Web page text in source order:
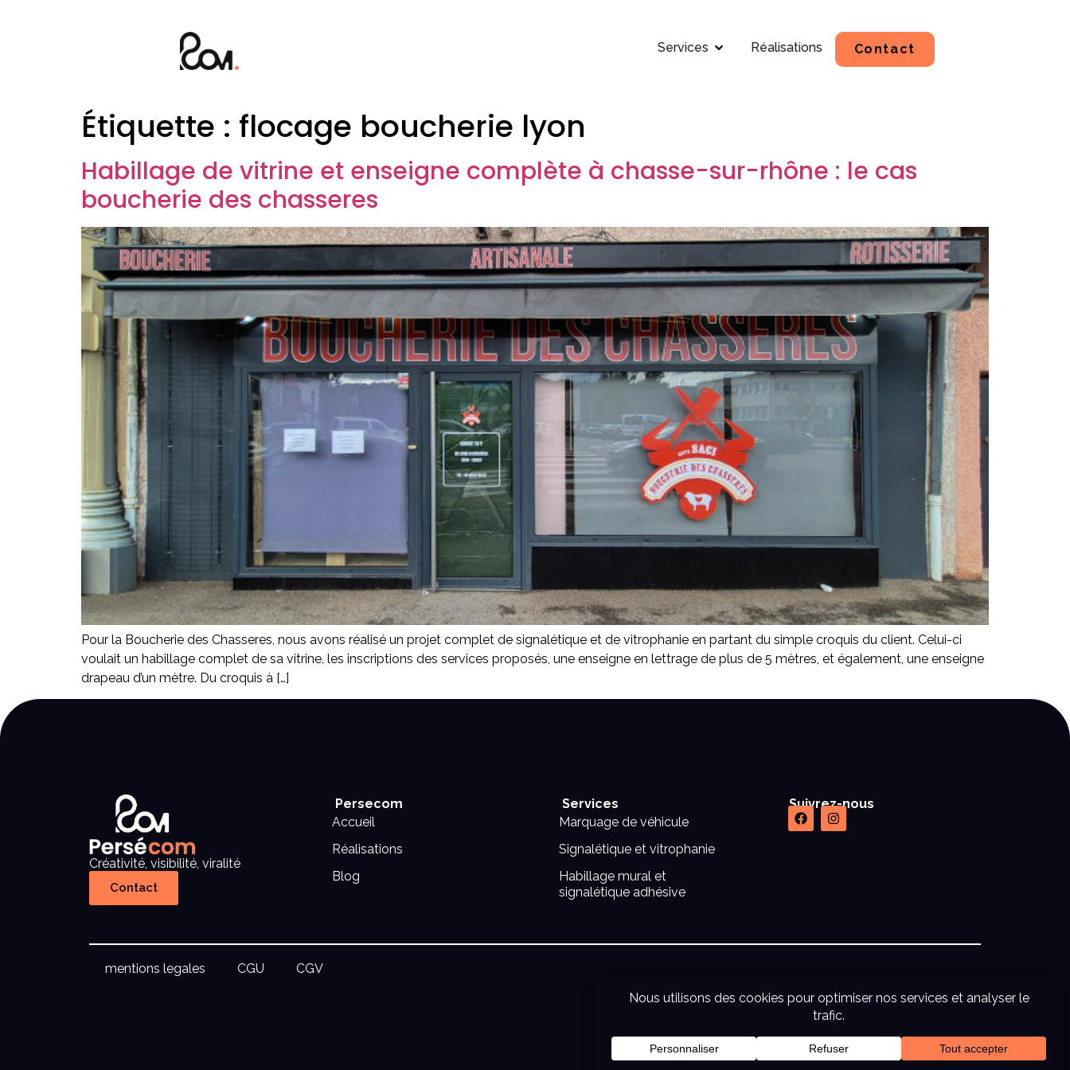
Services Réalisations Contact
Étiquette : flocage boucherie lyon
Habillage de vitrine et enseigne complète à chasse-sur-rhône : le cas
boucherie des chasseres
Pour la Boucherie des Chasseres, nous avons réalisé un projet complet de signalétique et de vitrophanie en partant du simple croquis du client. Celui-ci
voulait un habillage complet de sa vitrine, les inscriptions des services proposés, une enseigne en lettrage de plus de 5 mètres, et également, une enseigne
drapeau d’un mètre. Du croquis à […]
Créativité, visibilité, viralité
Contact
Persecom
Accueil
Réalisations
Blog
Services
Marquage de véhicule
Signalétique et vitrophanie
Habillage mural et
signalétique adhésive
Suivrez-nous
mentions legales CGU CGV